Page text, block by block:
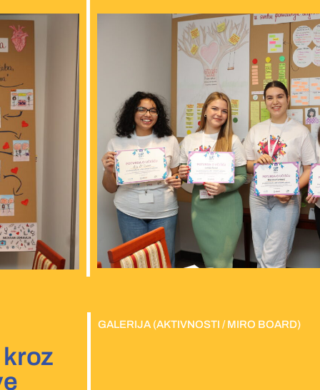
GALERIJA (AKTIVNOSTI / MIRO BOARD)